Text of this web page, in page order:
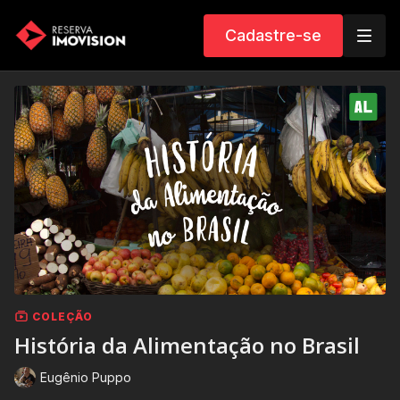
Cadastre-se
COLEÇÃO
História da Alimentação no Brasil
Eugênio Puppo